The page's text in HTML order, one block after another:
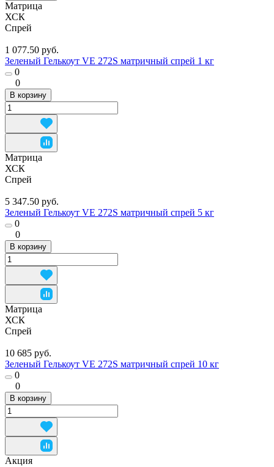
Матрица
ХСК
Спрей
1 077.50 руб.
Зеленый Гелькоут VE 272S матричный спрей 1 кг
0
0
В корзину
Матрица
ХСК
Спрей
5 347.50 руб.
Зеленый Гелькоут VE 272S матричный спрей 5 кг
0
0
В корзину
Матрица
ХСК
Спрей
10 685 руб.
Зеленый Гелькоут VE 272S матричный спрей 10 кг
0
0
В корзину
Акция